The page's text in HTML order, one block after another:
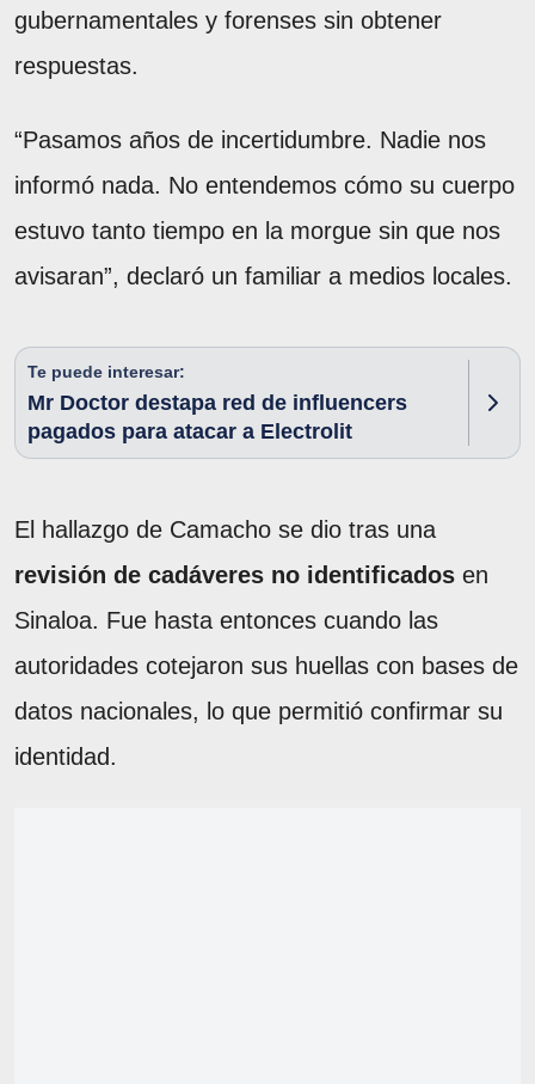
gubernamentales y forenses sin obtener
respuestas.
“Pasamos años de incertidumbre. Nadie nos
informó nada. No entendemos cómo su cuerpo
estuvo tanto tiempo en la morgue sin que nos
avisaran”, declaró un familiar a medios locales.
Te puede interesar:
Mr Doctor destapa red de influencers
pagados para atacar a Electrolit
El hallazgo de Camacho se dio tras una
revisión de cadáveres no identificados en
Sinaloa. Fue hasta entonces cuando las
autoridades cotejaron sus huellas con bases de
datos nacionales, lo que permitió confirmar su
identidad.